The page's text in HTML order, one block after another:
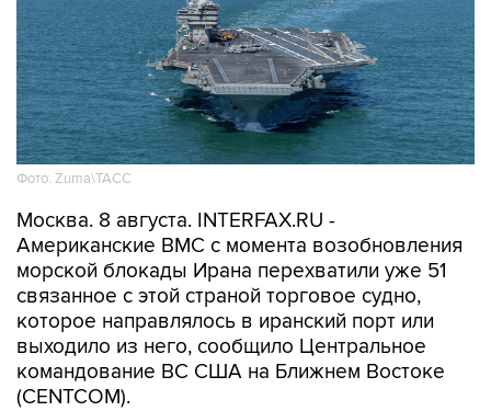
Фото: Zuma\ТАСС
Москва. 8 августа. INTERFAX.RU -
Американские ВМС с момента возобновления
морской блокады Ирана перехватили уже 51
связанное с этой страной торговое судно,
которое направлялось в иранский порт или
выходило из него, сообщило Центральное
командование ВС США на Ближнем Востоке
(CENTCOM).